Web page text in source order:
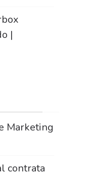
|
Marketing
contrata